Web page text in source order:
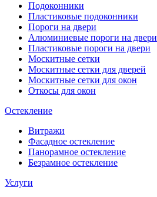
Подоконники
Пластиковые подоконники
Пороги на двери
Алюминиевые пороги на двери
Пластиковые пороги на двери
Москитные сетки
Москитные сетки для дверей
Москитные сетки для окон
Откосы для окон
Остекление
Витражи
Фасадное остекление
Панорамное остекление
Безрамное остекление
Услуги